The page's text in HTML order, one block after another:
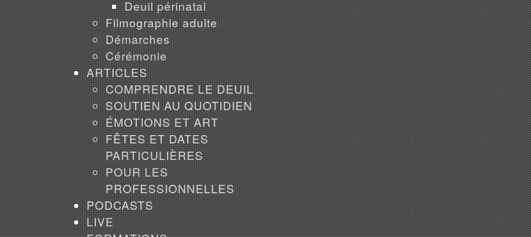
Deuil périnatal
Filmographie adulte
Démarches
Cérémonie
ARTICLES
COMPRENDRE LE DEUIL
SOUTIEN AU QUOTIDIEN
ÉMOTIONS ET ART
FÊTES ET DATES
PARTICULIÈRES
POUR LES
PROFESSIONNELLES
PODCASTS
LIVE